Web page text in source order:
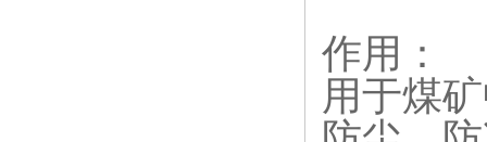
作用：
用于煤